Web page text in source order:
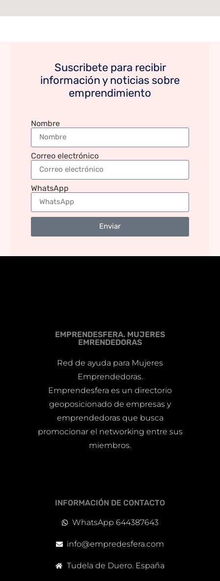
Suscribete para recibir
información y noticias sobre
emprendimiento
Nombre
Correo electrónico
WhatsApp
Enviar
EMPRENDESFERA. MUJERES
EMRENDEDORAS
Red de ayuda para Mujeres
Emprendedoras.
Emprendesfera es un directorio
geoposicionado de empresas y
emprendedoras que busca
promocionar el networking entre sus
miembros.
INFORMACIÓN DE CONTACTO
WhatsApp 644387643
info@empredesfera.com
Tudela de Duero. España